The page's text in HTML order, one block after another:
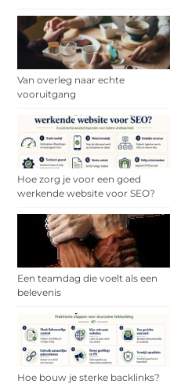
Van overleg naar echte
vooruitgang
Hoe zorg je voor een goed
werkende website voor SEO?
Een teamdag die voelt als een
belevenis
Hoe bouw je sterke backlinks?